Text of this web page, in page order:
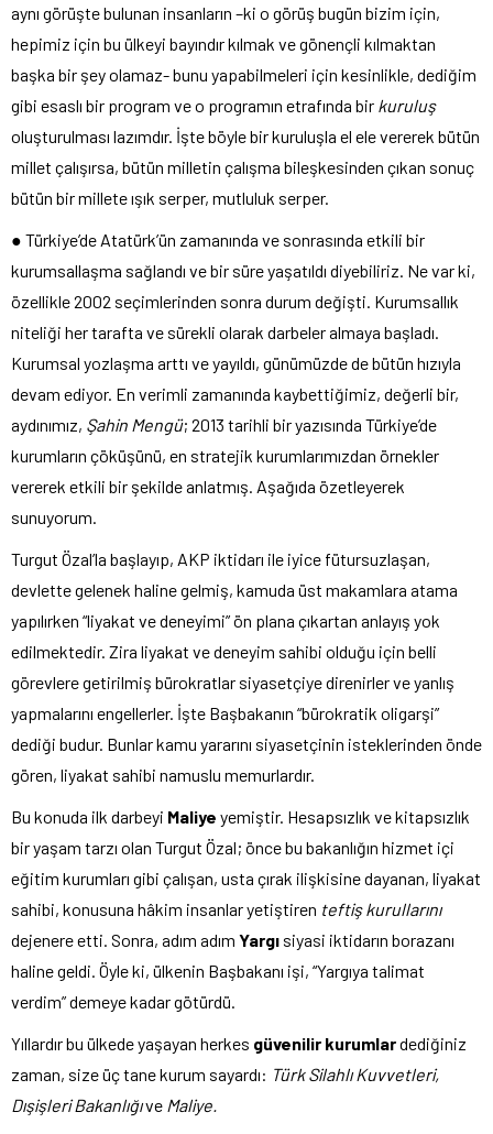
aynı görüşte bulunan insanların –ki o görüş bugün bizim için,
hepimiz için bu ülkeyi bayındır kılmak ve gönençli kılmaktan
başka bir şey olamaz- bunu yapabilmeleri için kesinlikle, dediğim
gibi esaslı bir program ve o programın etrafında bir kuruluş
oluşturulması lazımdır. İşte böyle bir kuruluşla el ele vererek bütün
millet çalışırsa, bütün milletin çalışma bileşkesinden çıkan sonuç
bütün bir millete ışık serper, mutluluk serper.
● Türkiye’de Atatürk’ün zamanında ve sonrasında etkili bir
kurumsallaşma sağlandı ve bir süre yaşatıldı diyebiliriz. Ne var ki,
özellikle 2002 seçimlerinden sonra durum değişti. Kurumsallık
niteliği her tarafta ve sürekli olarak darbeler almaya başladı.
Kurumsal yozlaşma arttı ve yayıldı, günümüzde de bütün hızıyla
devam ediyor. En verimli zamanında kaybettiğimiz, değerli bir,
aydınımız, Şahin Mengü; 2013 tarihli bir yazısında Türkiye’de
kurumların çöküşünü, en stratejik kurumlarımızdan örnekler
vererek etkili bir şekilde anlatmış. Aşağıda özetleyerek
sunuyorum.
Turgut Özal’la başlayıp, AKP iktidarı ile iyice fütursuzlaşan,
devlette gelenek haline gelmiş, kamuda üst makamlara atama
yapılırken “liyakat ve deneyimi” ön plana çıkartan anlayış yok
edilmektedir. Zira liyakat ve deneyim sahibi olduğu için belli
görevlere getirilmiş bürokratlar siyasetçiye direnirler ve yanlış
yapmalarını engellerler. İşte Başbakanın “bürokratik oligarşi”
dediği budur. Bunlar kamu yararını siyasetçinin isteklerinden önde
gören, liyakat sahibi namuslu memurlardır.
Bu konuda ilk darbeyi Maliye yemiştir. Hesapsızlık ve kitapsızlık
bir yaşam tarzı olan Turgut Özal; önce bu bakanlığın hizmet içi
eğitim kurumları gibi çalışan, usta çırak ilişkisine dayanan, liyakat
sahibi, konusuna hâkim insanlar yetiştiren teftiş kurullarını
dejenere etti. Sonra, adım adım Yargı siyasi iktidarın borazanı
haline geldi. Öyle ki, ülkenin Başbakanı işi, “Yargıya talimat
verdim” demeye kadar götürdü.
Yıllardır bu ülkede yaşayan herkes güvenilir kurumlardediğiniz
zaman, size üç tane kurum sayardı: Türk Silahlı Kuvvetleri,
Dışişleri Bakanlığıve Maliye.